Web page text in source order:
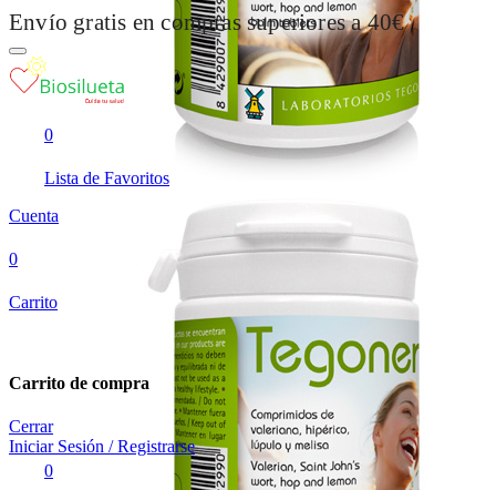
Envío gratis en compras superiores a 40€
0
Lista de Favoritos
Cuenta
0
Carrito
Carrito de compra
Cerrar
Iniciar Sesión / Registrarse
0